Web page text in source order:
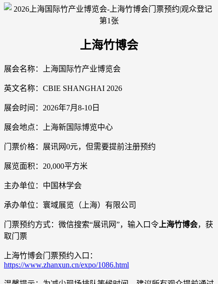
上海竹博会
展会名称：上海国际竹产业博览会
英文名称：CBIE SHANGHAI 2026
展会时间：2026年7月8-10日
展会地点：上海新国际博览中心
门票价格：展讯网0元，但需要提前注册预约
展览面积：20,000平方米
主办单位：中国林学会
承办单位：寰域展览（上海）有限公司
门票预约方式：微信搜索“展讯网”，输入口令 上海竹博会，获
取门票
上海竹博会门票预约入口：
https://www.zhanxun.cn/expo/1086.html